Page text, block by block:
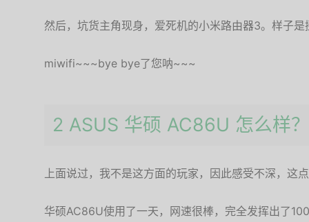
然后，坑货主角现身，爱死机的小米路由器3。样子
miwifi~~~bye bye了您呐~~~
2 ASUS 华硕 AC86U 怎么样？
上面说过，我不是这方面的玩家，因此感受不深，这
华硕AC86U使用了一天，网速很棒，完全发挥出了